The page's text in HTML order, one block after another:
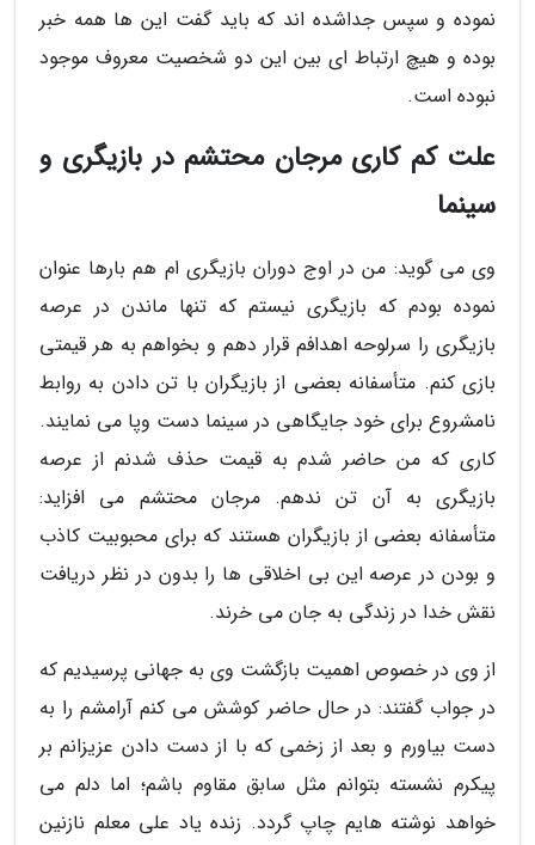
نموده و سپس جداشده اند که باید گفت این ها همه خبر
بوده و هیچ ارتباط ای بین این دو شخصیت معروف موجود
نبوده است.
علت کم کاری مرجان محتشم در بازیگری و
سینما
وی می گوید: من در اوج دوران بازیگری ام هم بارها عنوان
نموده بودم که بازیگری نیستم که تنها ماندن در عرصه
بازیگری را سرلوحه اهدافم قرار دهم و بخواهم به هر قیمتی
بازی کنم. متأسفانه بعضی از بازیگران با تن دادن به روابط
نامشروع برای خود جایگاهی در سینما دست وپا می نمایند.
کاری که من حاضر شدم به قیمت حذف شدنم از عرصه
بازیگری به آن تن ندهم. مرجان محتشم می افزاید:
متأسفانه بعضی از بازیگران هستند که برای محبوبیت کاذب
و بودن در عرصه این بی اخلاقی ها را بدون در نظر دریافت
نقش خدا در زندگی به جان می خرند.
از وی در خصوص اهمیت بازگشت وی به جهانی پرسیدیم که
در جواب گفتند: در حال حاضر کوشش می کنم آرامشم را به
دست بیاورم و بعد از زخمی که با از دست دادن عزیزانم بر
پیکرم نشسته بتوانم مثل سابق مقاوم باشم؛ اما دلم می
خواهد نوشته هایم چاپ گردد. زنده یاد علی معلم نازنین